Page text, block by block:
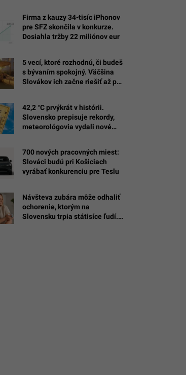
Firma z kauzy 34-tisíc iPhonov
pre SFZ skončila v konkurze.
Dosiahla tržby 22 miliónov eur
5 vecí, ktoré rozhodnú, či budeš
s bývaním spokojný. Väčšina
Slovákov ich začne riešiť až po
42,2 °C prvýkrát v histórii.
Slovensko prepisuje rekordy,
meteorológovia vydali nové
700 nových pracovných miest:
Slováci budú pri Košiciach
vyrábať konkurenciu pre Teslu
Návšteva zubára môže odhaliť
ochorenie, ktorým na
Slovensku trpia státisíce ľudí.